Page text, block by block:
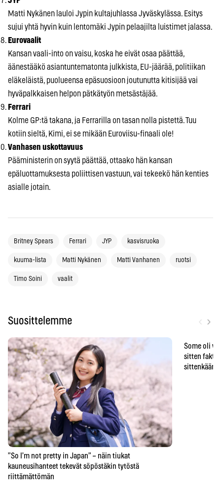
Matti Nykänen lauloi Jypin kultajuhlassa Jyväskylässa. Esitys
sujui yhtä hyvin kuin lentomäki Jypin pelaajilta luistimet jalassa.
Eurovaalit
Kansan vaali-into on vaisu, koska he eivät osaa päättää,
äänestääkö asiantuntematonta julkkista, EU-jäärää, politiikan
eläkeläistä, puolueensa epäsuosioon joutunutta kitisijää vai
hyväpalkkaisen helpon pätkätyön metsästäjää.
Ferrari
Kolme GP:tä takana, ja Ferrarilla on tasan nolla pistettä. Tuu
kotiin sieltä, Kimi, ei se mikään Euroviisu-finaali ole!
Vanhasen uskottavuus
Pääministerin on syytä päättää, ottaako hän kansan
epäluottamuksesta poliittisen vastuun, vai tekeekö hän kenties
asialle jotain.
Britney Spears Ferrari JYP kasvisruoka
kuuma-lista Matti Nykänen Matti Vanhanen ruotsi
Timo Soini vaalit
Suosittelemme ›
”So I’m not pretty in Japan” – näin tiukat
kauneusihanteet tekevät söpöstäkin tytöstä
riittämättömän
Some oli
sitten
sittenkään